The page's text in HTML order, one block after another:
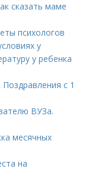
сказать маме
психологов
у
у ребенка
с 1
ВУЗа.
месячных
на